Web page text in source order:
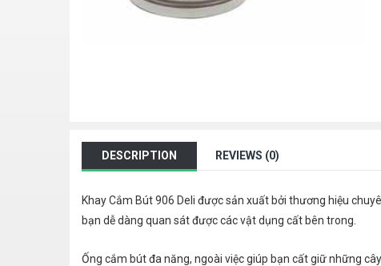
DESCRIPTION REVIEWS (0)
Khay Cắm Bút 906 Deli được sản xuất bởi thương hiệu
bạn dễ dàng quan sát được các vật dụng cất bên trong.
Ống cắm bút đa năng, ngoài việc giúp bạn cất giữ những